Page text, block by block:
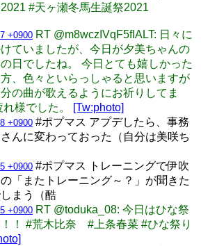
#天ヶ瀬冬馬生誕祭2021
+0900 RT @m8wczIVqF5fIALT: 日々に
ていましたが、今日が夕美ちゃんの
日でしたね。 今日とても嬉しかった
、色々といらっしゃると思いますが
の曲が歌えるようにお祈りしてま
様でした。
[Tw:photo]
+0900 #ポプマス アプデしたら、事務
んに変わっておった（自分は美咲ち
+0900 #ポプマス トレーニングで伊吹
「またトレーニング～？」が聞きた
まう（酷
+0900 RT @toduka_08: 今日はひな祭
！ #荒木比奈 #上条春菜 #ひな祭り